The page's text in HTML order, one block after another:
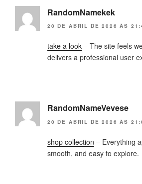
RandomNamekek
20 DE ABRIL DE 2026 ÀS
take a look – The site feels
delivers a professional user
RandomNameVevese
20 DE ABRIL DE 2026 ÀS
shop collection – Everything
smooth, and easy to explore.